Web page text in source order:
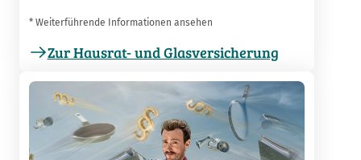
* Weiterführende Informationen ansehen
Zur Hausrat- und Glasversicherung